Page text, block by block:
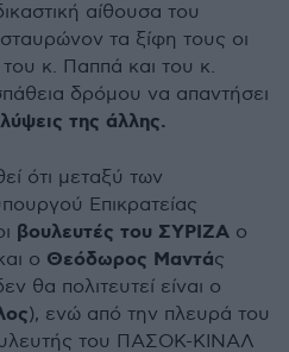
αίθουσα του
τα ξίφη τους οι
κ. Παππά και του κ.
δρόμου να απαντήσει
της άλλης.
ότι μεταξύ των
Επικρατείας
βουλευτές του ΣΥΡΙΖΑ ο
ο Θεόδωρος Μαντάς
θα πολιτευτεί είναι ο
), ενώ από την πλευρά του
του ΠΑΣΟΚ-ΚΙΝΑΛ